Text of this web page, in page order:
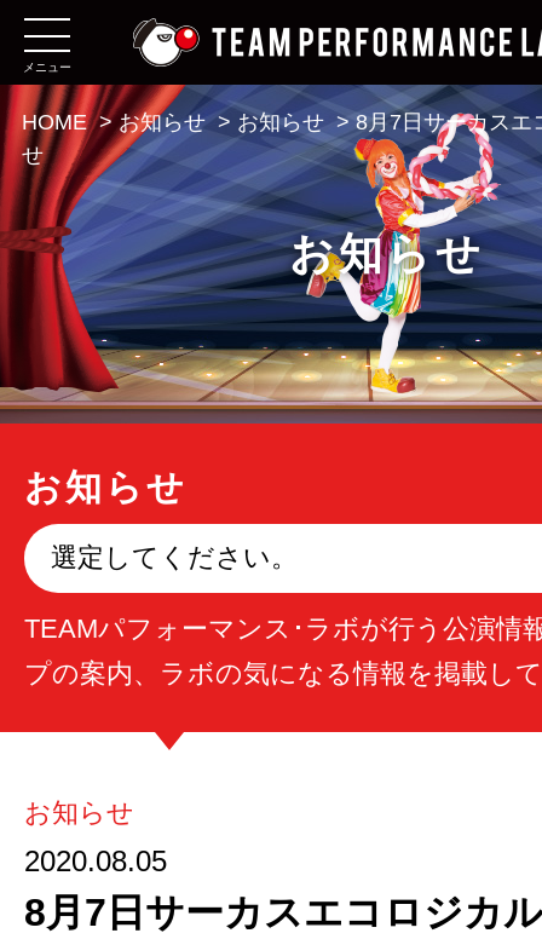
メニュー
お知らせ
HOME >お知らせ > お知らせ > 8月7日サーカスエ
せ
お知らせ
選定してください。
TEAMパフォーマンス･ラボが行う公演情
プの案内、ラボの気になる情報を掲載し
お知らせ
2020.08.05
8月7日サーカスエコロジカ